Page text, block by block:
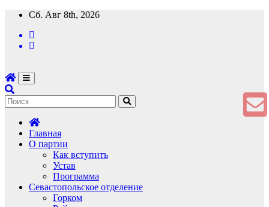
Перейти
содержимому
Сб. Авг 8th, 2026
Главная
О партии
Как вступить
Устав
Программа
Севастопольское отделение
Горком